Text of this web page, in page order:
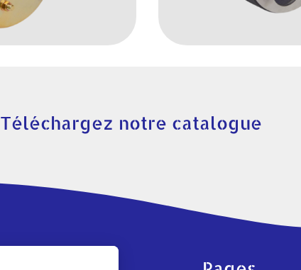
Téléchargez notre catalogue